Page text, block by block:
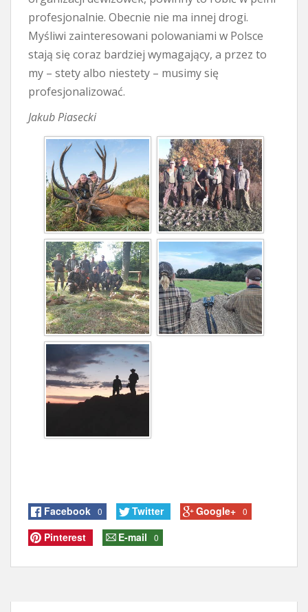
profesjonalnie. Obecnie nie ma innej drogi.
Myśliwi zainteresowani polowaniami w Polsce
stają się coraz bardziej wymagający, a przez to
my – stety albo niestety – musimy się
profesjonalizować.
Jakub Piasecki
Facebook 0 Twitter Google+ 0
Pinterest E-mail 0